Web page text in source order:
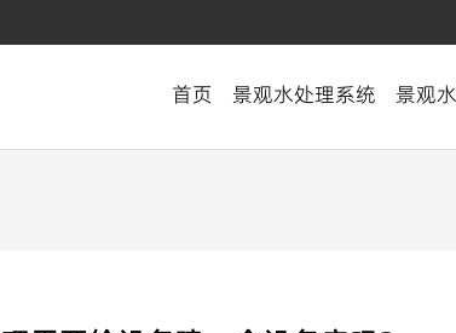
首页 景观水处理系统 景观